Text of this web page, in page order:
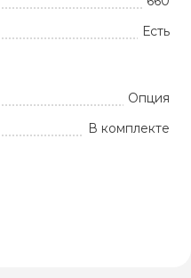
Есть
Опция
В комплекте